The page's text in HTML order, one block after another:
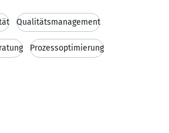
Qualitätsmanagement
Prozessoptimierung